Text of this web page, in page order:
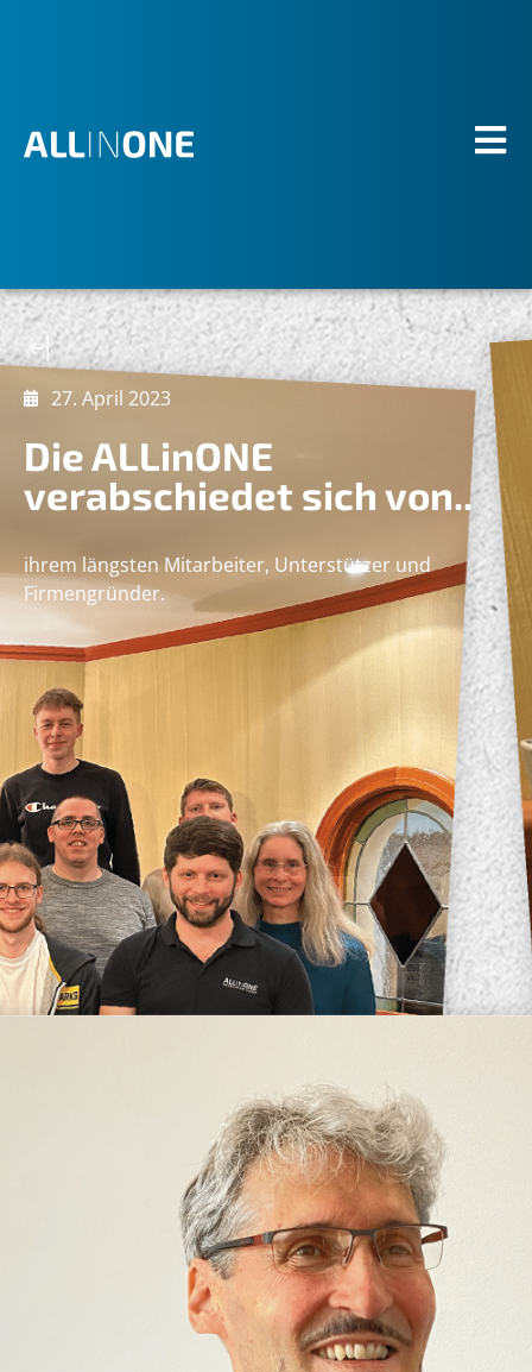
27. April 2023
Die ALLinONE
verabschiedet sich von..
ihrem längsten Mitarbeiter, Unterstützer und
Firmengründer.